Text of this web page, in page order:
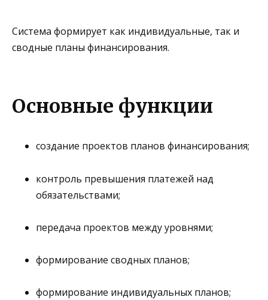
Система формирует как индивидуальные, так и
сводные планы финансирования.
Основные функции
создание проектов планов финансирования;
контроль превышения платежей над
обязательствами;
передача проектов между уровнями;
формирование сводных планов;
формирование индивидуальных планов;